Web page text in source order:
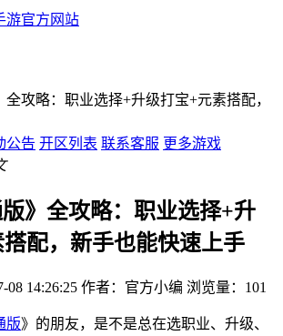
游官方网站
公告 开区列表 联系客服 更多游戏
版》全攻略：职业选择+升
配，新手也能快速上手
08 14:26:25 作者：官方小编 浏览量： 101
版》的朋友，是不是总在选职业、升级、